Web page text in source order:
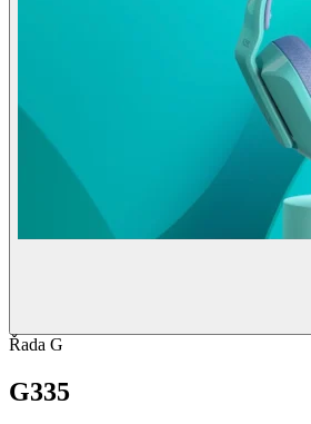
Řada G
G335